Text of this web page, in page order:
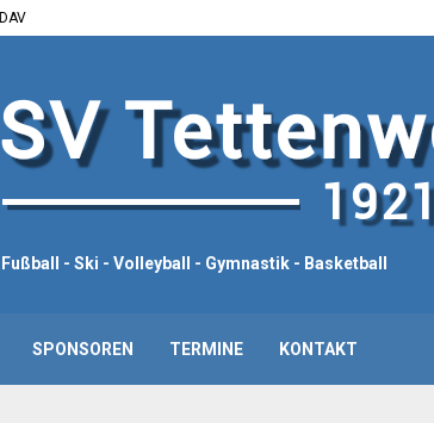
DAV
Fußball - Ski - Volleyball - Gymnastik - Basketball
SPONSOREN TERMINE KONTAKT